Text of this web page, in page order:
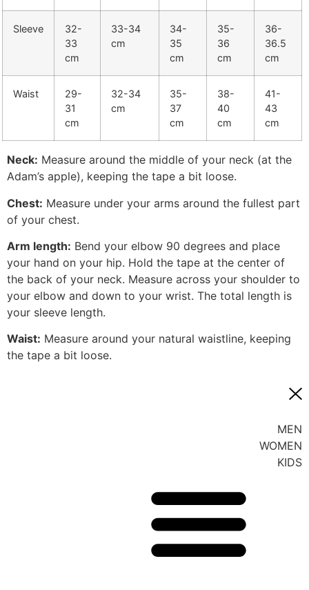
Sleeve
32-
33
cm
33-34
cm
34-
35
cm
35-
36
cm
36-
36.5
cm
Waist
29-
31
cm
32-34
cm
35-
37
cm
38-
40
cm
41-
43
cm
Neck: Measure around the middle of your neck (at the
Adam’s apple), keeping the tape a bit loose.
Chest: Measure under your arms around the fullest part
of your chest.
Arm length: Bend your elbow 90 degrees and place
your hand on your hip. Hold the tape at the center of
the back of your neck. Measure across your shoulder to
your elbow and down to your wrist. The total length is
your sleeve length.
Waist: Measure around your natural waistline, keeping
the tape a bit loose.
MEN
WOMEN
KIDS